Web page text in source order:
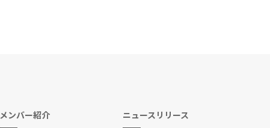
メンバー紹介 ニュースリリース